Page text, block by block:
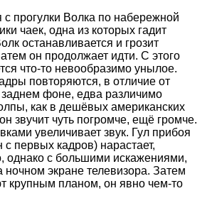
прогулки Волка по набережной
чаек, одна из которых гадит
останавливается и грозит
он продолжает идти. С этого
что-то невообразимо унылое.
повторяются, в отличие от
заднем фоне, едва различимо
как в дешёвых американских
звучит чуть погромче, ещё громче.
увеличивает звук. Гул прибоя
первых кадров) нарастает,
однако с большими искажениями,
ночном экране телевизора. Затем
крупным планом, он явно чем-то